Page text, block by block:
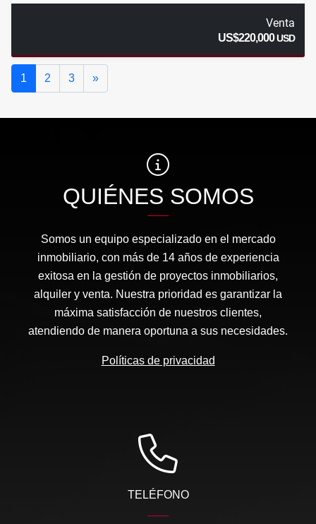
Venta
US$220,000USD
1 2 3 »Siguiente
QUIÉNES SOMOS
Somos un equipo especializado en el mercado
inmobiliario, con más de 14 años de experiencia
exitosa en la gestión de proyectos inmobiliarios,
alquiler y venta. Nuestra prioridad es garantizar la
máxima satisfacción de nuestros clientes,
atendiendo de manera oportuna a sus necesidades.
Políticas de privacidad
TELÉFONO